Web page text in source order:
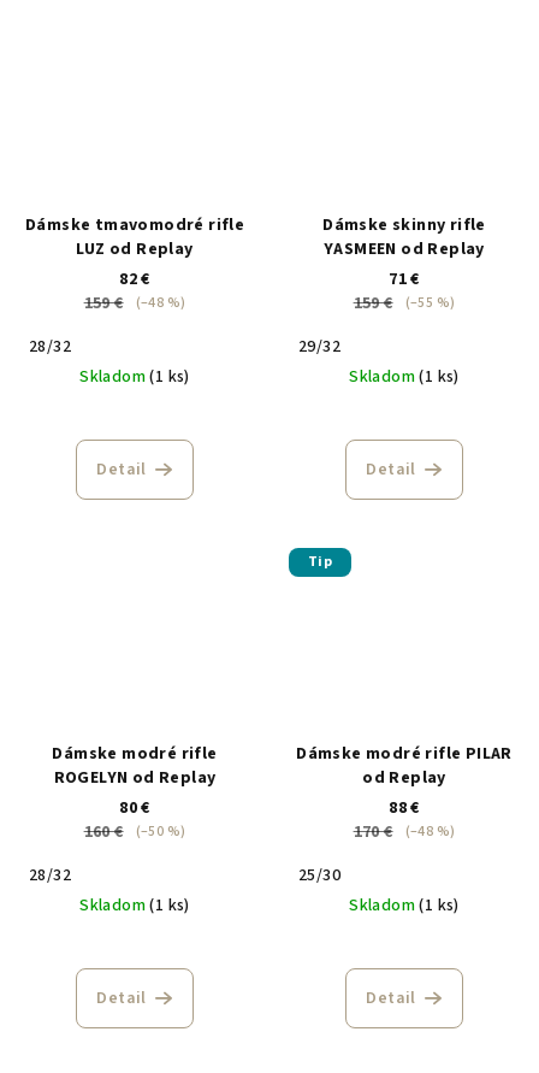
Dámske tmavomodré rifle
LUZ od Replay
82 €
159 €
(–48 %)
28/32
Skladom(1 ks)
Detail
Dámske skinny rifle
YASMEEN od Replay
71 €
159 €
(–55 %)
29/32
Skladom(1 ks)
Detail
Dámske modré rifle
ROGELYN od Replay
80 €
160 €
(–50 %)
28/32
Skladom(1 ks)
Detail
Tip
Dámske modré rifle PILAR
od Replay
88 €
170 €
(–48 %)
25/30
Skladom(1 ks)
Detail